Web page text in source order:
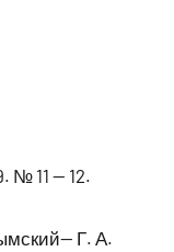
№ 11 — 12.
Г. А.